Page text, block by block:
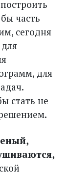
часть
сегодня
для
стать не